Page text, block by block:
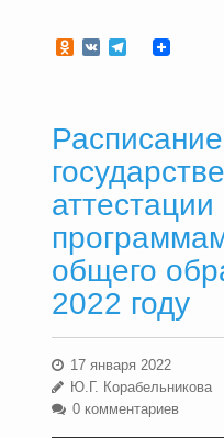
Odnoklassniki
VKTelegram
Расписание
аттестации
общего
2022 году
17 января 2022
Ю.Г. Корабельникова
0 комментариев